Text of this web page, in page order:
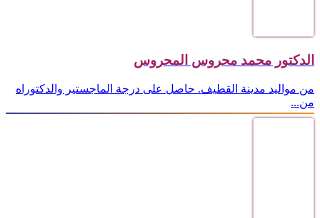
الدكتور محمد محروس المحروس
من مواليد مدينة القطيف. حاصل على درجة الماجستير والدكتوراه
من...